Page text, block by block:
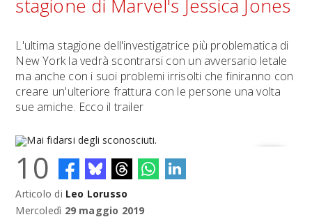
stagione di Marvel's Jessica Jones
L'ultima stagione dell'investigatrice più problematica di
New York la vedrà scontrarsi con un avversario letale
ma anche con i suoi problemi irrisolti che finiranno con
creare un'ulteriore frattura con le persone una volta
sue amiche. Ecco il trailer
Mai fidarsi degli sconosciuti.
10
Articolo di Leo Lorusso
Mercoledì 29 maggio 2019